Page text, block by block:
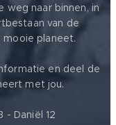
weg naar binnen, in
van de
mooie planeet.
en deel de
met jou.
- Daniël 12